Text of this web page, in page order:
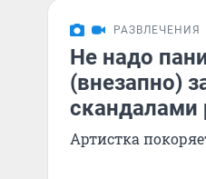
РАЗВЛЕЧЕНИЯ
Не надо
(внезапно)
скандалами
Артистка